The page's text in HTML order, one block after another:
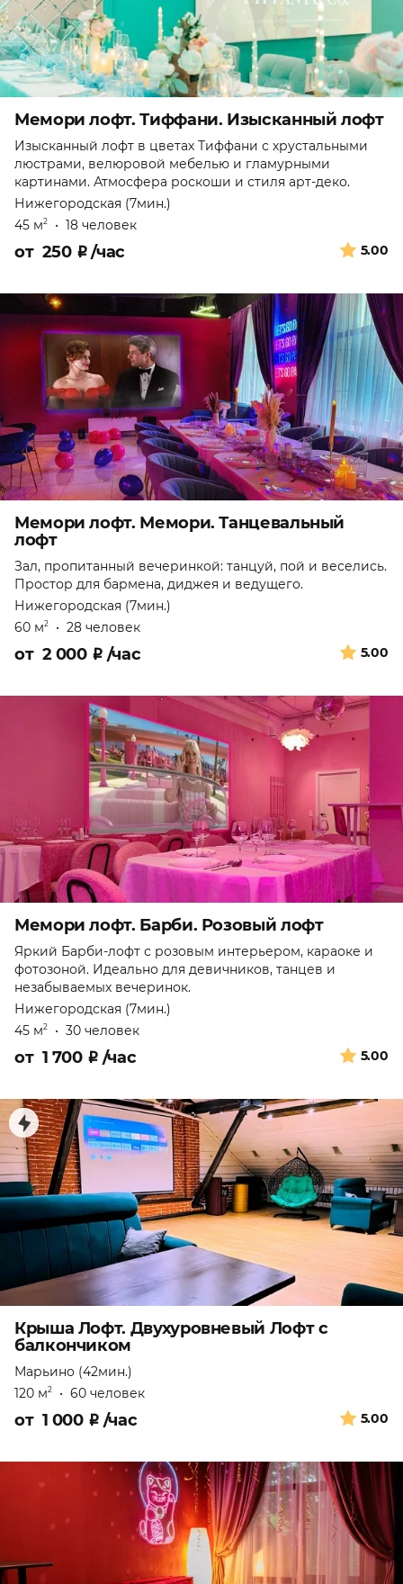
Мемори лофт. Тиффани. Изысканный лофт
Изысканный лофт в цветах Тиффани с хрустальными
люстрами, велюровой мебелью и гламурными
картинами. Атмосфера роскоши и стиля арт-деко.
Нижегородская (7мин.)
45 м2 • 18 человек
5.00
от 250 ₽/час
Мемори лофт. Мемори. Танцевальный
лофт
Зал, пропитанный вечеринкой: танцуй, пой и веселись.
Простор для бармена, диджея и ведущего.
Нижегородская (7мин.)
60 м2 • 28 человек
5.00
от 2 000 ₽ /час
Мемори лофт. Барби. Розовый лофт
Яркий Барби-лофт с розовым интерьером, караоке и
фотозоной. Идеально для девичников, танцев и
незабываемых вечеринок.
Нижегородская (7мин.)
45 м2 • 30 человек
5.00
от 1 700 ₽ /час
Крыша Лофт. Двухуровневый Лофт с
балкончиком
Марьино (42мин.)
120 м2 • 60 человек
5.00
от 1 000 ₽ /час